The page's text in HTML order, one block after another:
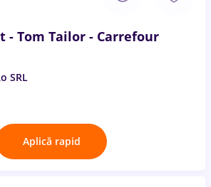
- Tom Tailor - Carrefour
SRL
Aplică rapid